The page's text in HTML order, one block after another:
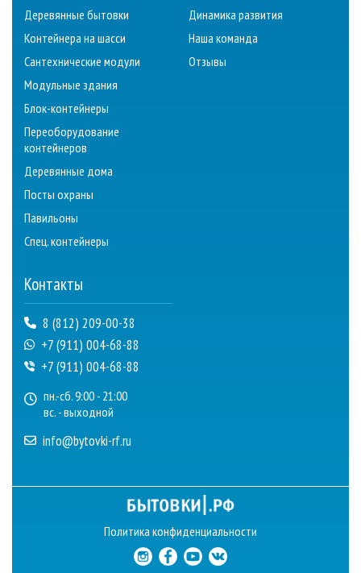
Деревянные бытовки
Контейнера на шасси
Сантехнические модули
Модульные здания
Блок-контейнеры
Переоборудование
контейнеров
Деревянные дома
Посты охраны
Павильоны
Спец. контейнеры
Динамика развития
Наша команда
Отзывы
Контакты
8 (812) 209-00-38
+7 (911) 004-68-88
+7 (911) 004-68-88
пн.-сб. 9:00 - 21:00
вс. - выходной
info@bytovki-rf.ru
Политика конфиденциальности